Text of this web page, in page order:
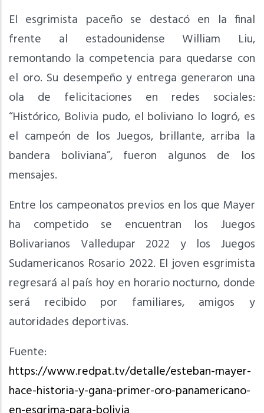
El esgrimista paceño se destacó en la final
frente al estadounidense William Liu,
remontando la competencia para quedarse con
el oro. Su desempeño y entrega generaron una
ola de felicitaciones en redes sociales:
“Histórico, Bolivia pudo, el boliviano lo logró, es
el campeón de los Juegos, brillante, arriba la
bandera boliviana”, fueron algunos de los
mensajes.
Entre los campeonatos previos en los que Mayer
ha competido se encuentran los Juegos
Bolivarianos Valledupar 2022 y los Juegos
Sudamericanos Rosario 2022. El joven esgrimista
regresará al país hoy en horario nocturno, donde
será recibido por familiares, amigos y
autoridades deportivas.
Fuente:
https://www.redpat.tv/detalle/esteban-mayer-
hace-historia-y-gana-primer-oro-panamericano-